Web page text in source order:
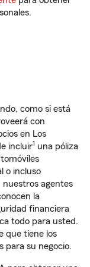
como si está
con
en Los
incluir1 una póliza
o incluso
nuestros agentes
la
financiera
todo para usted.
que tiene los
para su negocio.